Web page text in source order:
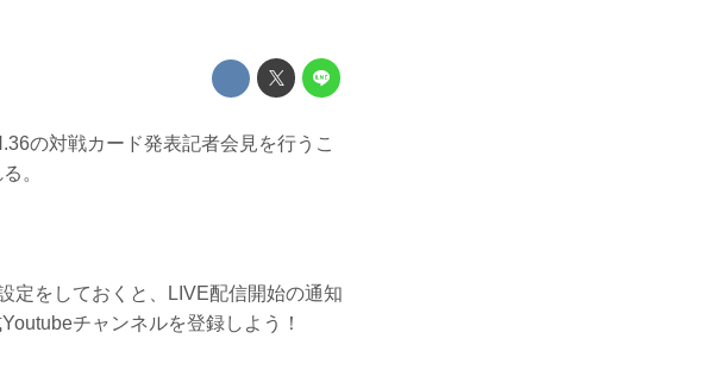
の対戦カード発表記者会見を行うこ
。
定をしておくと、LIVE配信開始の通知
チャンネルを登録しよう！